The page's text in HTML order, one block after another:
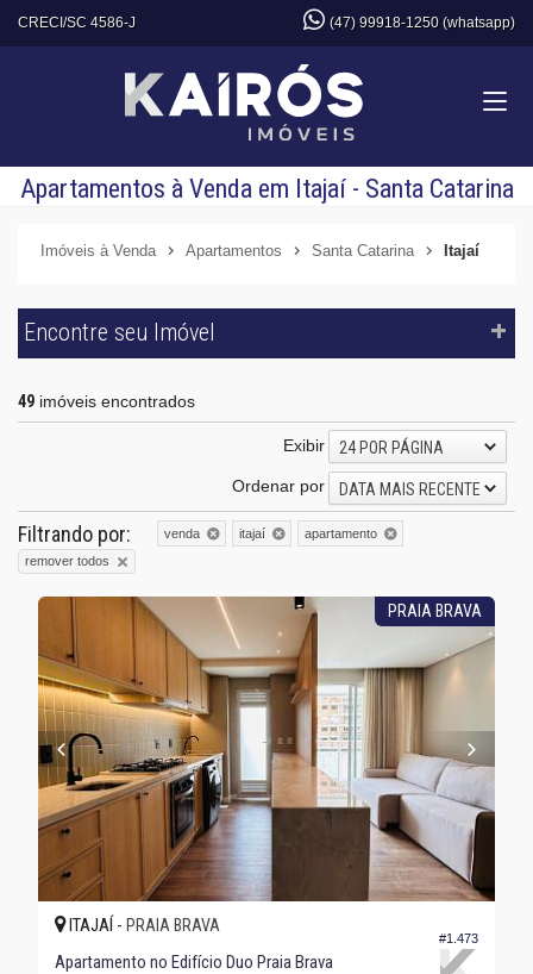
CRECI/SC 4586-J (47) 99918-1250 (whatsapp)
Apartamentos à Venda em Itajaí - Santa Catarina
Imóveis à Venda Apartamentos Santa Catarina Itajaí
Encontre seu Imóvel
49 imóveis encontrados
Exibir
24 POR PÁGINA
Ordenar por
DATA MAIS RECENTE
Filtrando por: venda itajaí
apartamento
remover todos
PRAIA BRAVA
#1.473
ITAJAÍ - PRAIA BRAVA
Apartamento no Edifício Duo Praia Brava